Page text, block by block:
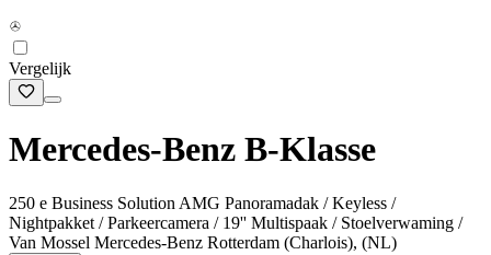
Vergelijk
Mercedes-Benz B-Klasse
250 e Business Solution AMG Panoramadak / Keyless /
Nightpakket / Parkeercamera / 19'' Multispaak / Stoelverwaming /
Van Mossel Mercedes-Benz Rotterdam (Charlois), (NL)